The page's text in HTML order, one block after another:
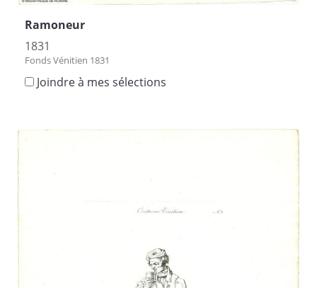
Ramoneur
1831
Fonds Vénitien 1831
Joindre à mes sélections